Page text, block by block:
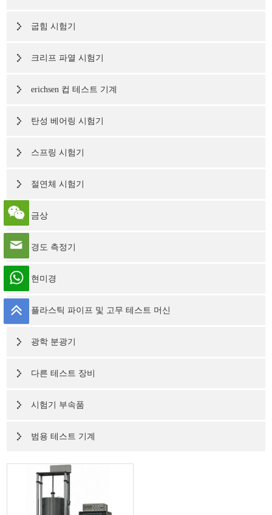
굽힘 시험기
크리프 파열 시험기
erichsen 컵 테스트 기계
탄성 베어링 시험기
스프링 시험기
절연체 시험기
금상
경도 측정기
현미경
플라스틱 파이프 및 고무 테스트 머신
광학 분광기
다른 테스트 장비
시험기 부속품
범용 테스트 기계